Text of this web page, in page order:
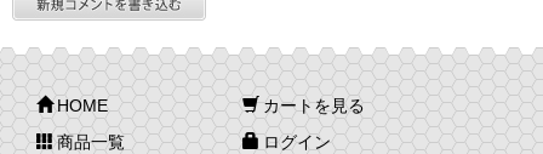
HOME
商品一覧
カートを見る
ログイン